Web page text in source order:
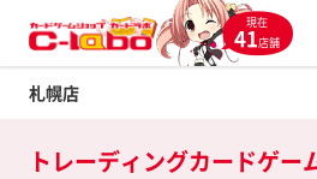
現在
41店舗
札幌店
Twitter
トレーディングカードゲー